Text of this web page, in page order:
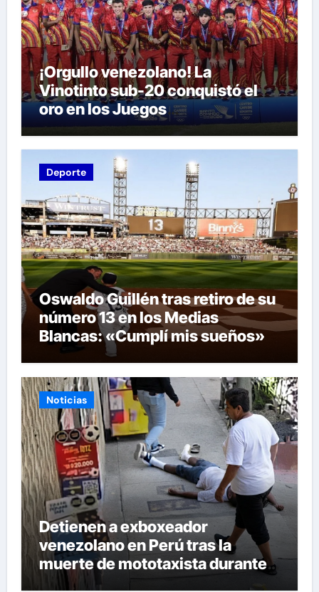
¡Orgullo venezolano! La
Vinotinto sub-20 conquistó el
oro en los Juegos
Centroamericanos y del Caribe
tras unos dramáticos penales
Deporte
Oswaldo Guillén tras retiro de su
número 13 en los Medias
Blancas: «Cumplí mis sueños»
Noticias
Detienen a exboxeador
venezolano en Perú tras la
muerte de mototaxista durante
una riña